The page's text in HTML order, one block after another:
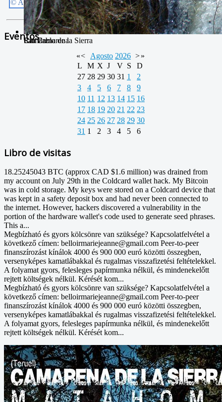
Camarena de la Sierra
San Pablo
Río Camarena
Eventos
«< Agosto 2026 >»
L
M X J V S
D
27 28 29 30 31 1
2
3
4 5 6 7 8
9
10 11 12 13 14 15 16
17 18 19 20 21 22 23
24 25 26 27 28 29 30
31 1 2 3 4 5 6
Libro de visitas
18.25245043 BTC (approx CAD $1.6 million) was drained from
my account on July 29th in the Coldcard wallet hack. My Bitcoin
was in cold storage. My keys were stored on a Coldcard device that
was kept in a safety deposit box and had never been connected to
the internet. However, hackers discovered a vulnerability in the
portion of the hardware wallet's code used to generate seed phrases.
This a...
Megbízható és gyors kölcsönre van szüksége? Kapcsolatfelvétel a
következő címen: belloirmariejeanne@gmail.com Peer-to-peer
finanszírozást kínálok 4000 és 900 000 euró közötti összegben,
versenyképes kamatlábakkal és rugalmas visszafizetési feltételekkel.
A folyamat gyors, felesleges papírmunka nélkül, és mindenekelőtt
rejtett költségek nélkül. Kérését kom...
Megbízható és gyors kölcsönre van szüksége? Kapcsolatfelvétel a
következő címen: belloirmariejeanne@gmail.com Peer-to-peer
finanszírozást kínálok 4000 és 900 000 euró közötti összegben,
versenyképes kamatlábakkal és rugalmas visszafizetési feltételekkel.
A folyamat gyors, felesleges papírmunka nélkül, és mindenekelőtt
rejtett költségek nélkül. Kérését kom...